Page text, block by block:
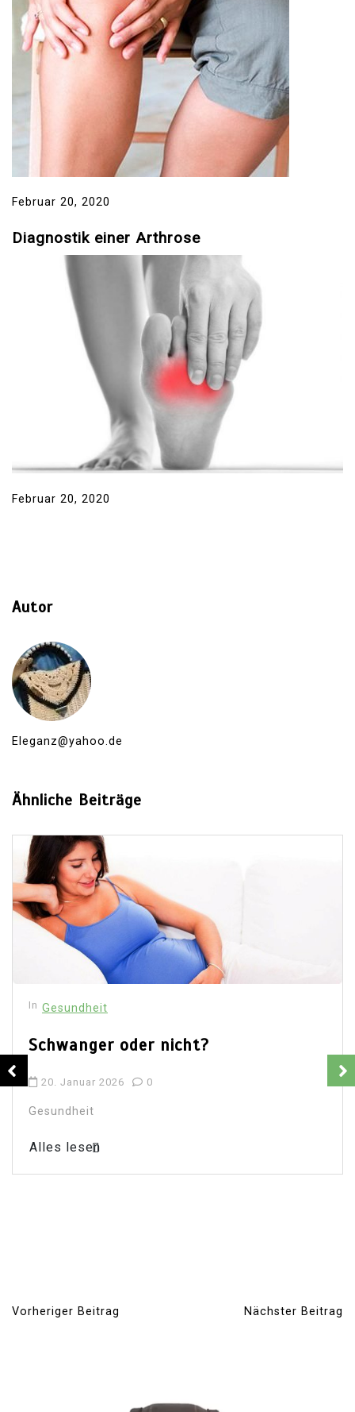
Februar 20, 2020
Diagnostik einer Arthrose
Februar 20, 2020
Autor
Eleganz@yahoo.de
Ähnliche Beiträge
In Gesundheit
Schwanger oder nicht?
20. Januar 2026 0
Gesundheit
Alles lesen
B
Vorheriger Beitrag Nächster Beitrag